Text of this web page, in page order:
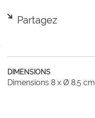
Partagez
DIMENSIONS
Dimensions 8 x Ø 8.5 cm